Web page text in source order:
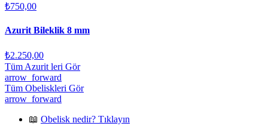
₺750,00
Azurit Bileklik 8 mm
₺2.250,00
Tüm Azurit leri Gör
arrow_forward
Tüm Obeliskleri Gör
arrow_forward
📖 Obelisk nedir? Tıklayın